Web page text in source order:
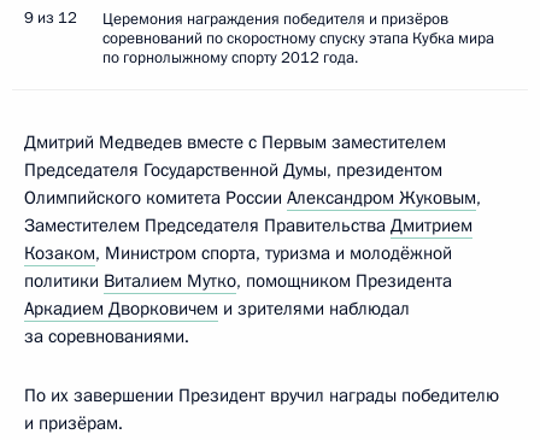
9 из 12
Церемония награждения победителя и призёров
соревнований по скоростному спуску этапа Кубка мира
по горнолыжному спорту 2012 года.
Дмитрий Медведев вместе с Первым заместителем
Председателя Государственной Думы, президентом
Олимпийского комитета России Александром Жуковым,
Заместителем Председателя Правительства Дмитрием
Козаком, Министром спорта, туризма и молодёжной
политики Виталием Мутко, помощником Президента
Аркадием Дворковичем и зрителями наблюдал
за соревнованиями.
По их завершении Президент вручил награды победителю
и призёрам.